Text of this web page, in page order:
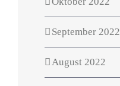
September 2022
August 2022